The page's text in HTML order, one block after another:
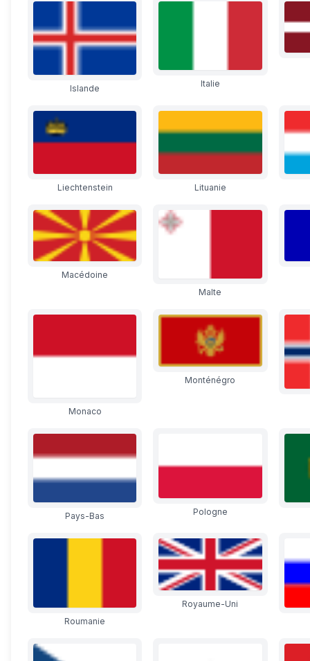
Islande Italie
Liechtenstein Lituanie
Macédoine
Malte
Monaco
Monténégro
Pays-Bas Pologne
Roumanie
Royaume-Uni